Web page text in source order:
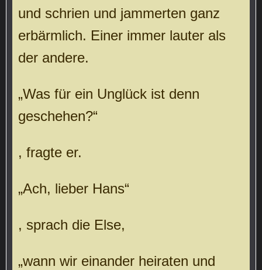
und schrien und jammerten ganz
erbärmlich. Einer immer lauter als
der andere.
„Was für ein Unglück ist denn
geschehen?“
, fragte er.
„Ach, lieber Hans“
, sprach die Else,
„wann wir einander heiraten und